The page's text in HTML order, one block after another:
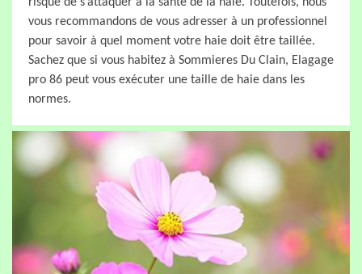
vous recommandons de vous adresser à un professionnel
pour savoir à quel moment votre haie doit être taillée.
Sachez que si vous habitez à Sommieres Du Clain, Elagage
pro 86 peut vous exécuter une taille de haie dans les
normes.